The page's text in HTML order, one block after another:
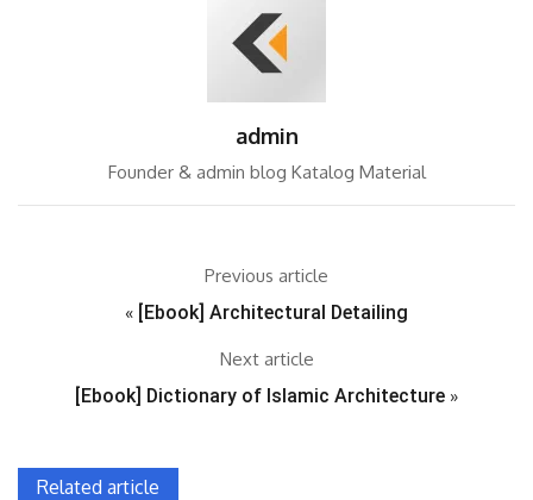
admin
Founder & admin blog Katalog Material
Previous article
« [Ebook] Architectural Detailing
Next article
[Ebook] Dictionary of Islamic Architecture »
Related article